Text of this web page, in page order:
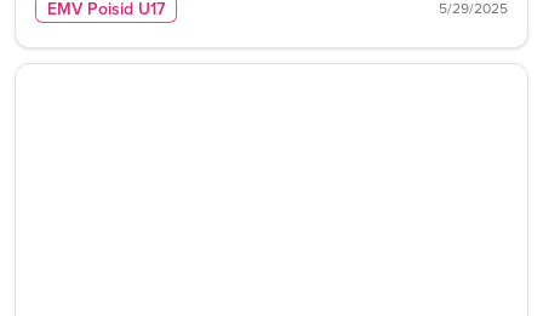
EMV Poisid U17 5/29/2025